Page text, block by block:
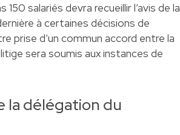
salariés devra recueillir l’avis de la
à certaines décisions de
prise d’un commun accord entre la
sera soumis aux instances de
la délégation du